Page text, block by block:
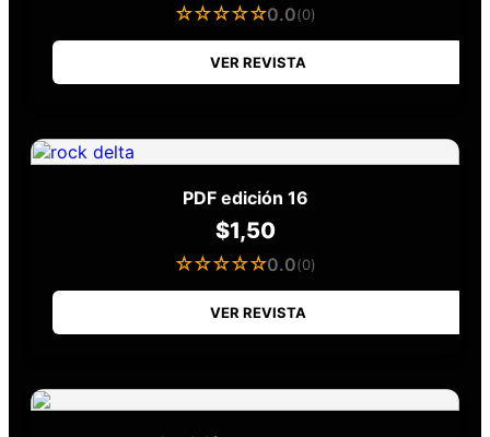
☆☆☆☆☆0.0(0)
VER REVISTA
PDF edición 16
$1,50
☆☆☆☆☆0.0(0)
VER REVISTA